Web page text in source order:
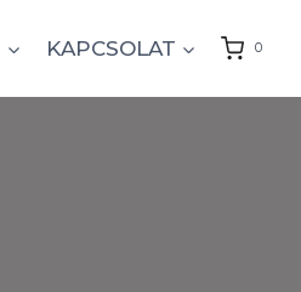
KAPCSOLAT 0